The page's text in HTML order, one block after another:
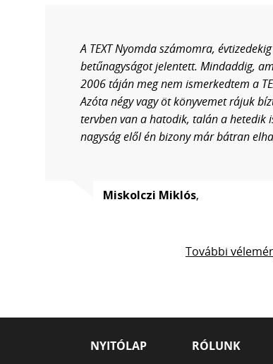
A TEXT Nyomda számomra,
betűnagyságot jelentett. Mindaddig,
2006 táján meg nem ismerkedtem a
Azóta négy vagy öt könyvemet rájuk
tervben van a hatodik, talán a hetedik
nagyság elől én bizony már bátran
Miskolczi Miklós,
További
NYITÓLAP RÓLUNK